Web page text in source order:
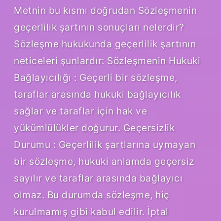
Metnin bu kısmı doğrudan Sözleşmenin
geçerlilik şartının sonuçları nelerdir?
Sözleşme hukukunda geçerlilik şartının
neticeleri şunlardır: Sözleşmenin Hukuki
Bağlayıcılığı : Geçerli bir sözleşme,
taraflar arasında hukuki bağlayıcılık
sağlar ve taraflar için hak ve
yükümlülükler doğurur. Geçersizlik
Durumu : Geçerlilik şartlarına uymayan
bir sözleşme, hukuki anlamda geçersiz
sayılır ve taraflar arasında bağlayıcı
olmaz. Bu durumda sözleşme, hiç
kurulmamış gibi kabul edilir. İptal